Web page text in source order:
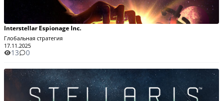
Interstellar Espionage Inc.
Глобальная стратегия
17.11.2025
13 0